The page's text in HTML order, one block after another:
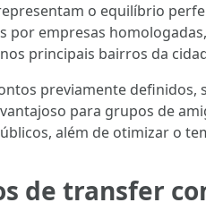
o equilíbrio
por empresas
principais bairros da
previamente
para grupos de
além de otimizar o
de transfer